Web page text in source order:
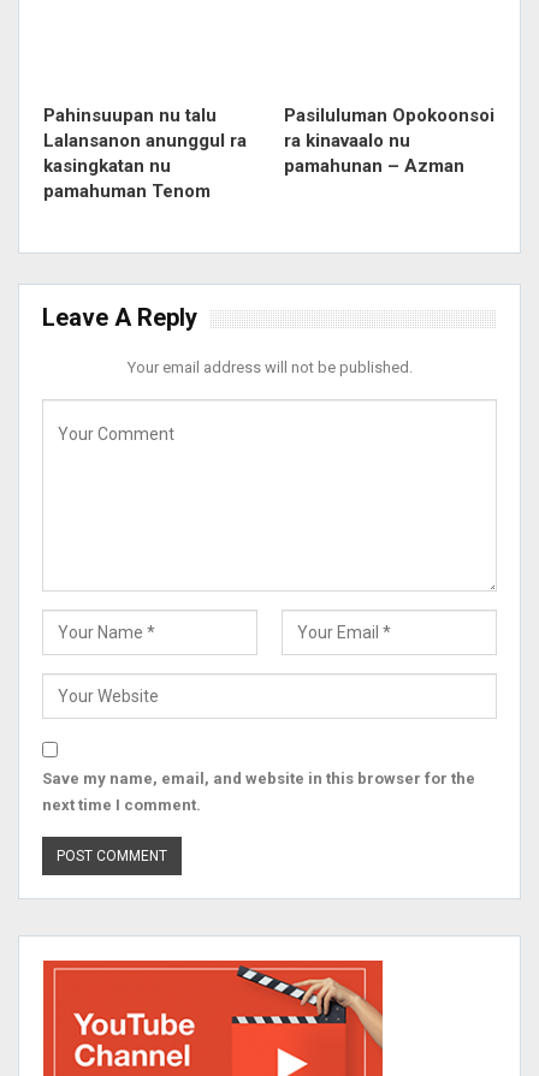
Pahinsuupan nu talu
Lalansanon anunggul ra
kasingkatan nu
pamahuman Tenom
Pasiluluman Opokoonsoi
ra kinavaalo nu
pamahunan – Azman
Leave A Reply
Your email address will not be published.
Save my name, email, and website in this browser for the
next time I comment.